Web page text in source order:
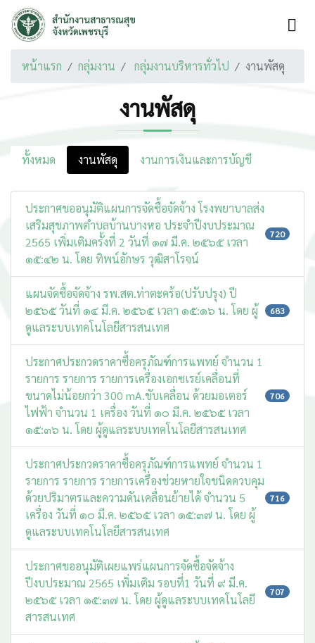
หน้าแรก กลุ่มงาน กลุ่มงานบริหารทั่วไป งานพัสดุ
งานพัสดุ
ทั้งหมด งานพัสดุ งานการเงินและการบัญชี
ประกาศขออนุมัติแผนการจัดซื้อจัดจ้าง โรงพยาบาลส่ง
เสริมสุขภาพตำบลบ้านบางหอ ประจำปีงบประมาณ
2565 เพิ่มเติมครั้งที่ 2 วันที่ ๑๗ มี.ค. ๒๕๖๕ เวลา
๑๕:๔๒ น. โดย ทิพน์อักษร วุฒิสาโรจน์
720
แผนจัดซื้อจัดจ้าง รพ.สต.ท่าตะคร้อ(ปรับปรุง) ปี
๒๕๖๕ วันที่ ๑๔ มี.ค. ๒๕๖๕ เวลา ๑๕:๑๖ น. โดย ผู้
ดูแลระบบเทคโนโลยีสารสนเทศ
683
ประกาศประกวดราคาซื้อครุภัณฑ์การแพทย์ จำนวน 1
รายการ รายการ รายการเครื่องเอกซเรย์เคลื่อนที่
ขนาดไม่น้อยกว่า 300 mA.ขับเคลื่อน ด้วยมอเตอร์
ไฟฟ้า จำนวน 1 เครื่อง วันที่ ๑๐ มี.ค. ๒๕๖๕ เวลา
๑๕:๓๖ น. โดย ผู้ดูแลระบบเทคโนโลยีสารสนเทศ
706
ประกาศประกวดราคาซื้อครุภัณฑ์การแพทย์ จำนวน 1
รายการ รายการ รายการเครื่องช่วยหายใจชนิดควบคุม
ด้วยปริมาตรและความดันเคลื่อนย้ายได้ จำนวน 5
เครื่อง วันที่ ๑๐ มี.ค. ๒๕๖๕ เวลา ๑๕:๓๗ น. โดย ผู้
ดูแลระบบเทคโนโลยีสารสนเทศ
716
ประกาศขออนุมัติเผยแพร่แผนการจัดซื้อจัดจ้าง
ปีงบประมาณ 2565 เพิ่มเติม รอบที่1 วันที่ ๙ มี.ค.
๒๕๖๕ เวลา ๑๕:๓๗ น. โดย ผู้ดูแลระบบเทคโนโลยี
สารสนเทศ
707